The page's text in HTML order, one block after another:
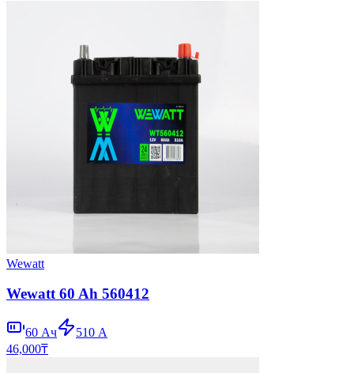
Wewatt
Wewatt 60 Ah 560412
60 Ач 510 А
46,000₸